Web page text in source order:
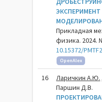
Прикладная
физика. 2024.
10.15372/
OpenAlex
16 Ларичкин А.Ю.
Паршин Д.В.